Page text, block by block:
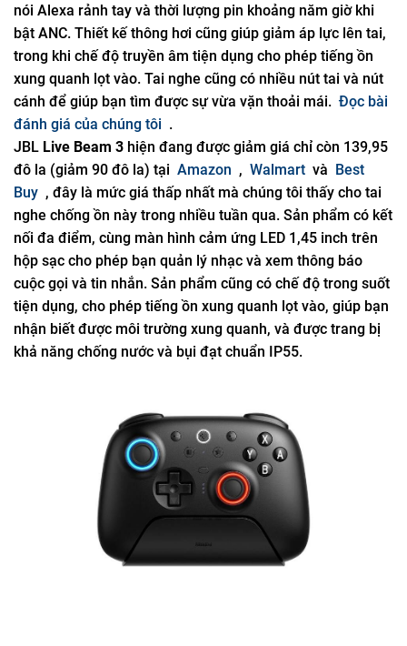
nói Alexa rảnh tay và thời lượng pin khoảng năm giờ khi
bật ANC. Thiết kế thông hơi cũng giúp giảm áp lực lên tai,
trong khi chế độ truyền âm tiện dụng cho phép tiếng ồn
xung quanh lọt vào. Tai nghe cũng có nhiều nút tai và nút
cánh để giúp bạn tìm được sự vừa vặn thoải mái. Đọc bài
đánh giá của chúng tôi .
JBL Live Beam 3 hiện đang được giảm giá chỉ còn 139,95
đô la (giảm 90 đô la) tại Amazon , Walmart và Best
Buy , đây là mức giá thấp nhất mà chúng tôi thấy cho tai
nghe chống ồn này trong nhiều tuần qua. Sản phẩm có kết
nối đa điểm, cùng màn hình cảm ứng LED 1,45 inch trên
hộp sạc cho phép bạn quản lý nhạc và xem thông báo
cuộc gọi và tin nhắn. Sản phẩm cũng có chế độ trong suốt
tiện dụng, cho phép tiếng ồn xung quanh lọt vào, giúp bạn
nhận biết được môi trường xung quanh, và được trang bị
khả năng chống nước và bụi đạt chuẩn IP55.